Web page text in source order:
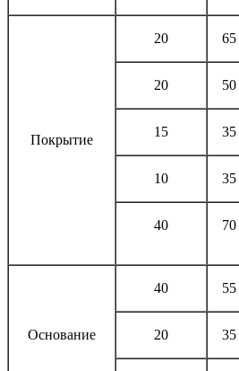
Покрытие
20 65
20 50
15 35
10 35
40 70
Основание
40 55
20 35